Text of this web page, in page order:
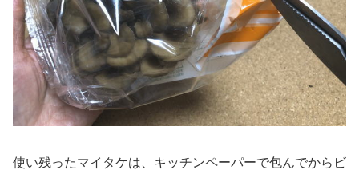
使い残ったマイタケは、キッチンペーパーで包んでからビ